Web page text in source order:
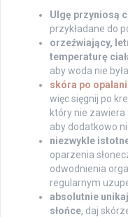
Ulgę przyniosą
przykładane do
orzeźwiający,
temperaturę
aby woda nie
skóra po
więc sięgnij po
który nie
aby dodatkowo
niezwykle
oparzenia
odwodnienia
regularnym
absolutnie
słońce, daj